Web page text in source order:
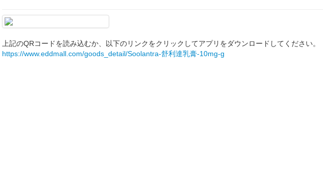
上記のQRコードを読み込むか、以下のリンクをクリックしてアプリをダウンロードしてください。
https://www.eddmall.com/goods_detail/Soolantra-舒利達乳膏-10mg-g